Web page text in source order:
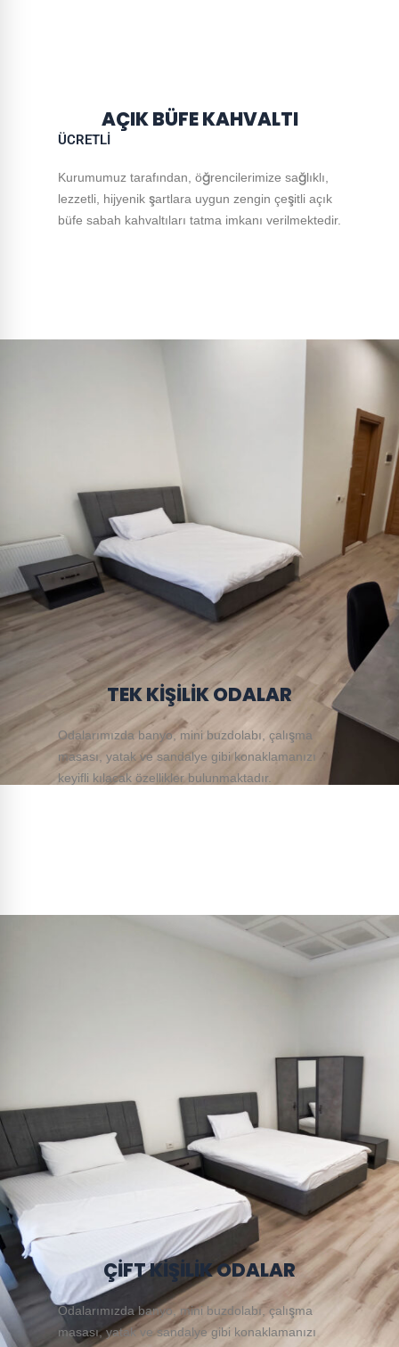
AÇIK BÜFE KAHVALTI
ÜCRETLİ
Kurumumuz tarafından, öğrencilerimize sağlıklı,
lezzetli, hijyenik şartlara uygun zengin çeşitli açık
büfe sabah kahvaltıları tatma imkanı verilmektedir.
TEK KİŞİLİK ODALAR
Odalarımızda banyo, mini buzdolabı, çalışma
masası, yatak ve sandalye gibi konaklamanızı
keyifli kılacak özellikler bulunmaktadır.
ÇİFT KİŞİLİK ODALAR
Odalarımızda banyo, mini buzdolabı, çalışma
masası, yatak ve sandalye gibi konaklamanızı